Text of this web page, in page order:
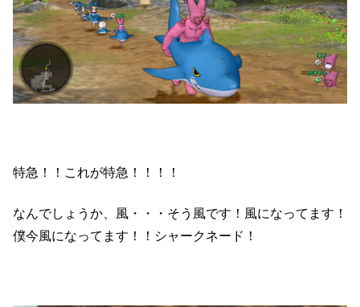
特急！！これが特急！！！！
なんでしょうか、風・・・そう風です！風になってます！
僕今風になってます！！シャークネード！